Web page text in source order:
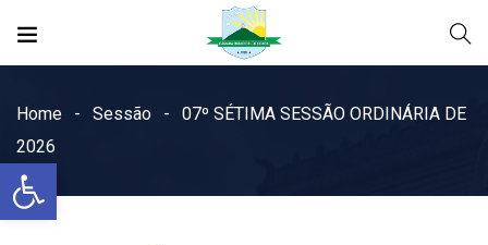
Open toolbar
Home Sessão
07º SÉTIMA SESSÃO ORDINÁRIA DE
2026